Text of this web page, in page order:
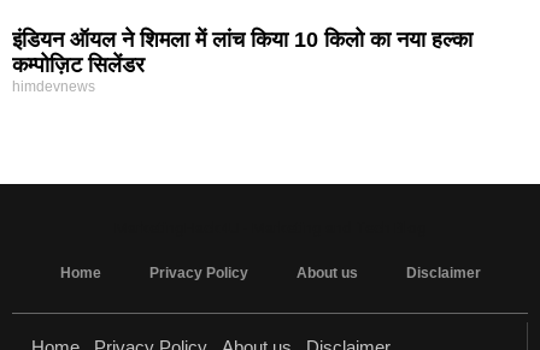
इंडियन ऑयल ने शिमला में लांच किया 10 किलो का नया हल्का
कम्पोज़िट सिलेंडर
himdevnews
Home Privacy Policy About us Disclaimer